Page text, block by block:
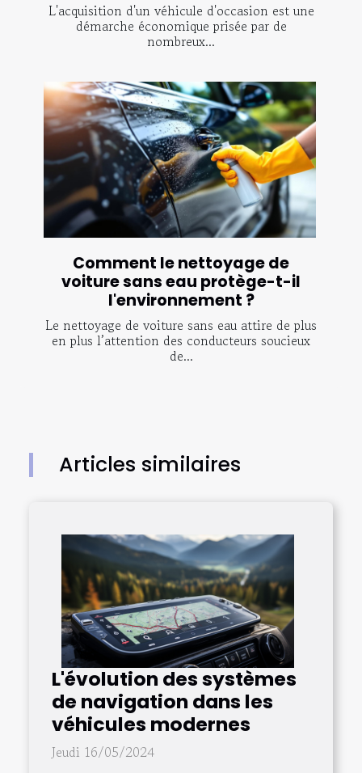
L'acquisition d'un véhicule d'occasion est une
démarche économique prisée par de
nombreux...
Comment le nettoyage de
voiture sans eau protège-t-il
l'environnement ?
Le nettoyage de voiture sans eau attire de plus
en plus l’attention des conducteurs soucieux
de...
Articles similaires
L'évolution des systèmes
de navigation dans les
véhicules modernes
Jeudi 16/05/2024